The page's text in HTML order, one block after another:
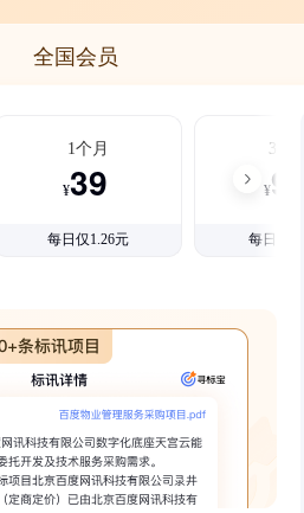
全国会员
1个月
¥39
每日仅1.26元
3个月
¥99
每日仅